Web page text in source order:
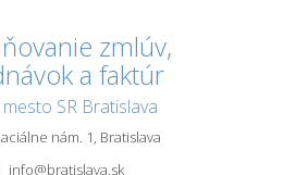
zmlúv,
a faktúr
SR Bratislava
nám. 1, Bratislava
info@bratislava.sk